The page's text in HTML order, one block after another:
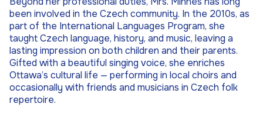
been involved in the Czech community. In the 2010s, as
part of the International Languages Program, she
taught Czech language, history, and music, leaving a
lasting impression on both children and their parents.
Gifted with a beautiful singing voice, she enriches
Ottawa’s cultural life — performing in local choirs and
occasionally with friends and musicians in Czech folk
repertoire.